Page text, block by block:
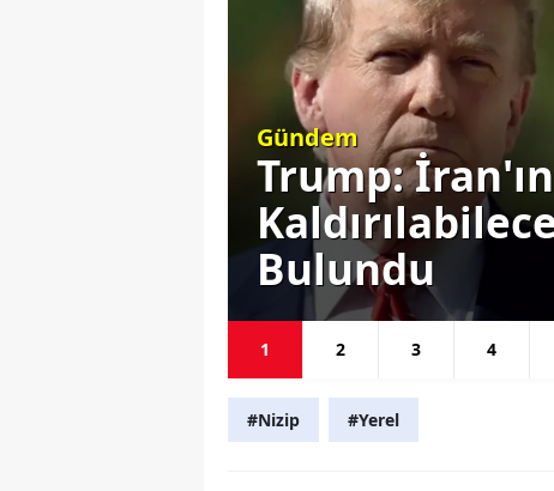
Siyaset
Başkan
Gündemine
Seçim Yok
1 2 3 4
#Nizip #Yerel